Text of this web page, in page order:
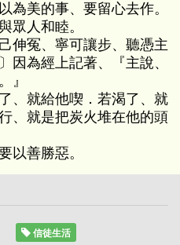
為美的事、要留心去作。
眾人和睦。
伸冤、寧可讓步、聽憑主
因為經上記著、『主說、
』
、就給他喫．若渴了、就
、就是把炭火堆在他的頭
以善勝惡。
信徒生活